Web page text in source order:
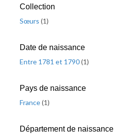
Collection
Sœurs (1)
Date de naissance
Entre 1781 et 1790(1)
Pays de naissance
France(1)
Département de naissance